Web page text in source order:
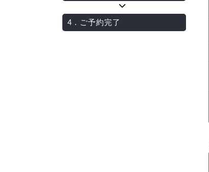
4 . ご予約完了